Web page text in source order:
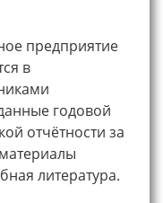
предприятие
в
годовой
отчётности за
литература.